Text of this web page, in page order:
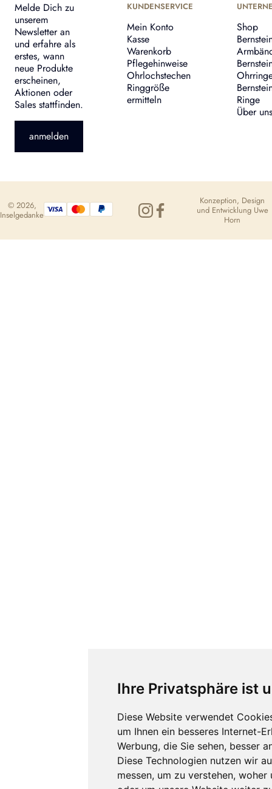
Ihre Privatsphäre ist
Diese Website verwendet
um Ihnen ein besseres Internet-
Werbung, die Sie sehen, besser
Diese Technologien nutzen wir
messen, um zu verstehen, woher
Melde Dich zu
unserem
Newsletter an
und erfahre als
erstes, wann
neue Produkte
erscheinen,
Aktionen oder
Sales stattfinden.
anmelden
KUNDENSERVICE
Mein Konto
Kasse
Warenkorb
Pflegehinweise
Ohrlochstechen
Ringgröße
ermitteln
Shop
Ringe
Über uns
© 2026,
Inselgedanke
Konzeption, Design
und Entwicklung Uwe
Horn